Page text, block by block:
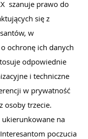
szanuje prawo do
się z
w
ochronę ich danych
odpowiednie
i techniczne
w prywatność
osoby trzecie.
ukierunkowane na
poczucia